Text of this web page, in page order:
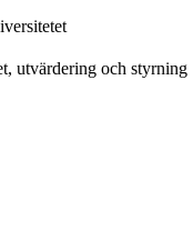
utvärdering och styrning